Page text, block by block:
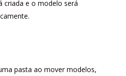
criada e o modelo será
pasta ao mover modelos,